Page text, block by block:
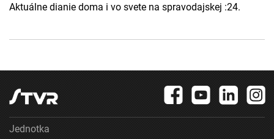
Aktuálne dianie doma i vo svete na spravodajskej :24.
Jednotka